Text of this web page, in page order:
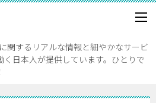
するリアルな情報と細やかなサービ
日本人が提供しています。ひとりで